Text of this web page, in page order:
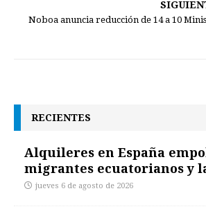
Noboa anuncia reducción de 14 a 10
RECIENTES
Alquileres en España
migrantes ecuatorianos y
jueves 6 de agosto de 2026